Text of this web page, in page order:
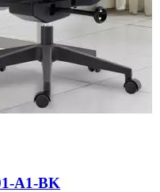
A1-BK